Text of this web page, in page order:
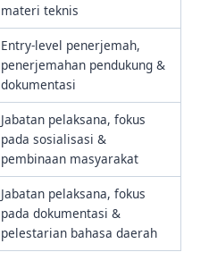
materi teknis
Entry-level penerjemah,
penerjemahan pendukung &
dokumentasi
Jabatan pelaksana, fokus
pada sosialisasi &
pembinaan masyarakat
Jabatan pelaksana, fokus
pada dokumentasi &
pelestarian bahasa daerah